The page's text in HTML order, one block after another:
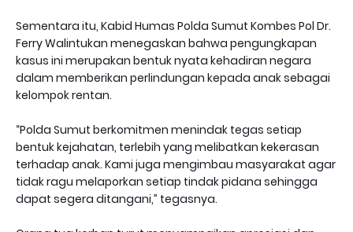
Sementara itu, Kabid Humas Polda Sumut Kombes Pol Dr.
Ferry Walintukan menegaskan bahwa pengungkapan
kasus ini merupakan bentuk nyata kehadiran negara
dalam memberikan perlindungan kepada anak sebagai
kelompok rentan.
“Polda Sumut berkomitmen menindak tegas setiap
bentuk kejahatan, terlebih yang melibatkan kekerasan
terhadap anak. Kami juga mengimbau masyarakat agar
tidak ragu melaporkan setiap tindak pidana sehingga
dapat segera ditangani,” tegasnya.